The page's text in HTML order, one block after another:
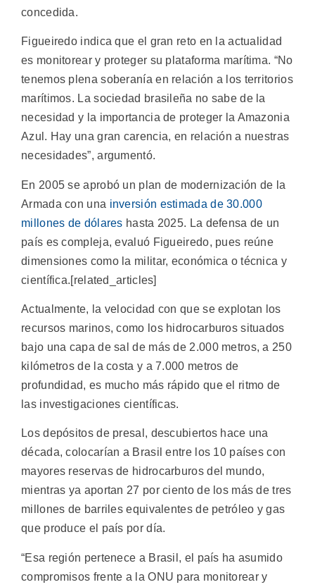
concedida.
Figueiredo indica que el gran reto en la actualidad
es monitorear y proteger su plataforma marítima. “No
tenemos plena soberanía en relación a los territorios
marítimos. La sociedad brasileña no sabe de la
necesidad y la importancia de proteger la Amazonia
Azul. Hay una gran carencia, en relación a nuestras
necesidades”, argumentó.
En 2005 se aprobó un plan de modernización de la
Armada con una inversión estimada de 30.000
millones de dólares hasta 2025. La defensa de un
país es compleja, evaluó Figueiredo, pues reúne
dimensiones como la militar, económica o técnica y
científica.[related_articles]
Actualmente, la velocidad con que se explotan los
recursos marinos, como los hidrocarburos situados
bajo una capa de sal de más de 2.000 metros, a 250
kilómetros de la costa y a 7.000 metros de
profundidad, es mucho más rápido que el ritmo de
las investigaciones científicas.
Los depósitos de presal, descubiertos hace una
década, colocarían a Brasil entre los 10 países con
mayores reservas de hidrocarburos del mundo,
mientras ya aportan 27 por ciento de los más de tres
millones de barriles equivalentes de petróleo y gas
que produce el país por día.
“Esa región pertenece a Brasil, el país ha asumido
compromisos frente a la ONU para monitorear y